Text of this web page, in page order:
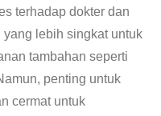
terhadap dokter dan
lebih singkat untuk
tambahan seperti
penting untuk
cermat untuk